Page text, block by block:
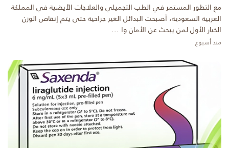
مع التطور المستمر في الطب التجميلي والعلاجات الأيضية في المملكة
العربية السعودية، أصبحت البدائل الغير جراحية حتى يتم إنقاص الوزن
الخيار الأول لمن يبحث عن الأمان وا ...
منذ أسبوع